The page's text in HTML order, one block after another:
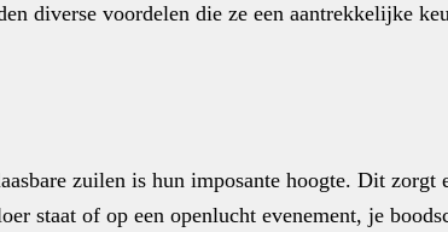
diverse voordelen die ze een aantrekkelijke
zuilen is hun imposante hoogte. Dit
staat of op een openlucht evenement, je